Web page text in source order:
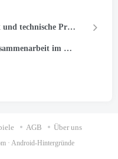
Auswirkung: Modellgenauigkeit und technische Produktivität
Die Zukunft der Mensch-KI-Zusammenarbeit im ML-Engineering
AGB Über uns
· Android-Hintergründe